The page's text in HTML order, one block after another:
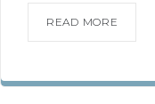
READ MORE